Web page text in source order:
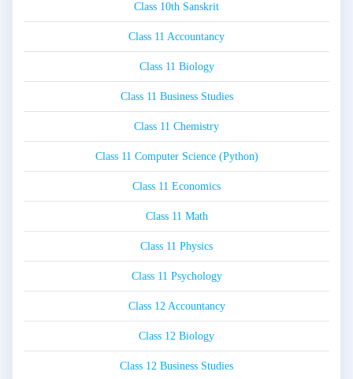
Class 10th Sanskrit
Class 11 Accountancy
Class 11 Biology
Class 11 Business Studies
Class 11 Chemistry
Class 11 Computer Science (Python)
Class 11 Economics
Class 11 Math
Class 11 Physics
Class 11 Psychology
Class 12 Accountancy
Class 12 Biology
Class 12 Business Studies